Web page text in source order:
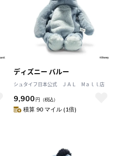
ディズニー バルー
シュタイフ日本公式 ＪＡＬ Mａｌｌ店
9,900 円 （税込）
積算 90 マイル (1倍)